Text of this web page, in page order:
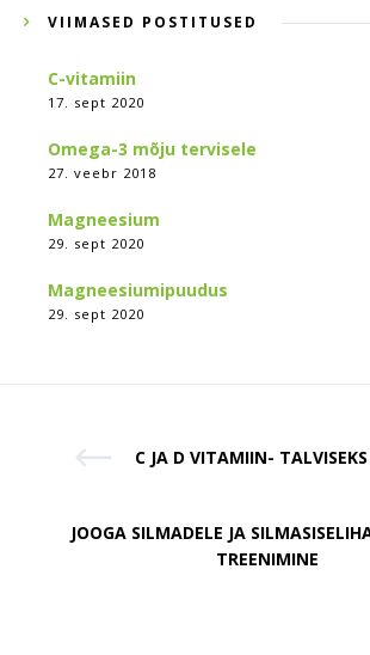
VIIMASED POSTITUSED
C-vitamiin
17. sept 2020
Omega-3 mõju tervisele
27. veebr 2018
Magneesium
29. sept 2020
Magneesiumipuudus
29. sept 2020
C JA D VITAMIIN-
JOOGA SILMADELE JA
TREENIMINE